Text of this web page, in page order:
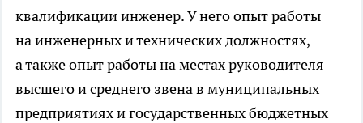
квалификации инженер. У него опыт работы
на инженерных и технических должностях,
а также опыт работы на местах руководителя
высшего и среднего звена в муниципальных
предприятиях и государственных бюджетных